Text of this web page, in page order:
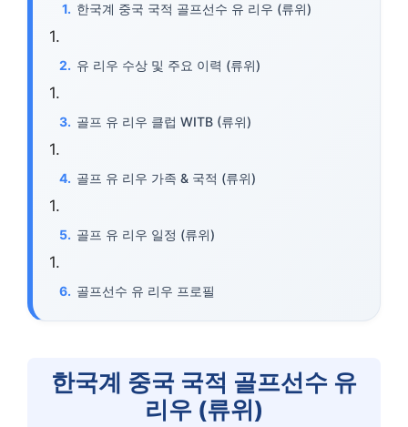
한국계 중국 국적 골프선수 유 리우 (류위)
유 리우 수상 및 주요 이력 (류위)
골프 유 리우 클럽 WITB (류위)
골프 유 리우 가족 & 국적 (류위)
골프 유 리우 일정 (류위)
골프선수 유 리우 프로필
한국계 중국 국적 골프선수 유
리우 (류위)